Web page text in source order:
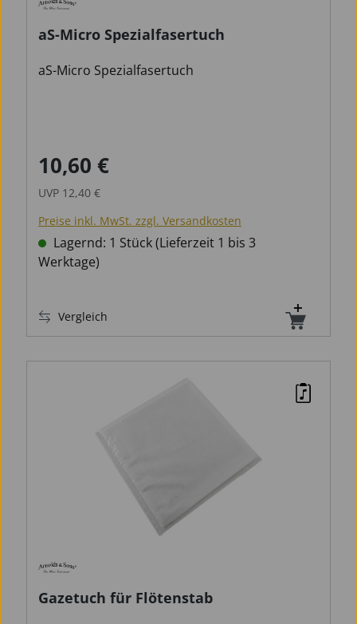
aS-Micro Spezialfasertuch
aS-Micro Spezialfasertuch
Verkaufspreis:
10,60 €
UVP 12,40 €
Preise inkl. MwSt. zzgl. Versandkosten
Lagernd: 1 Stück (Lieferzeit 1 bis 3
Werktage)
Vergleich
Gazetuch für Flötenstab